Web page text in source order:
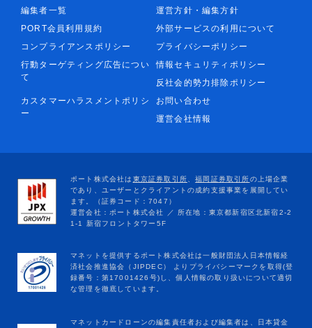
編集者一覧
運営方針・編集方針
PORT会員利用規約
外部サービスの利用について
コンプライアンスポリシー
プライバシーポリシー
行動ターゲティング広告につい
て
情報セキュリティポリシー
反社会的勢力排除ポリシー
カスタマーハラスメントポリシ
ー
お問い合わせ
運営会社情報
マネットカードローンの編集責任者および編集者は、日本貸金